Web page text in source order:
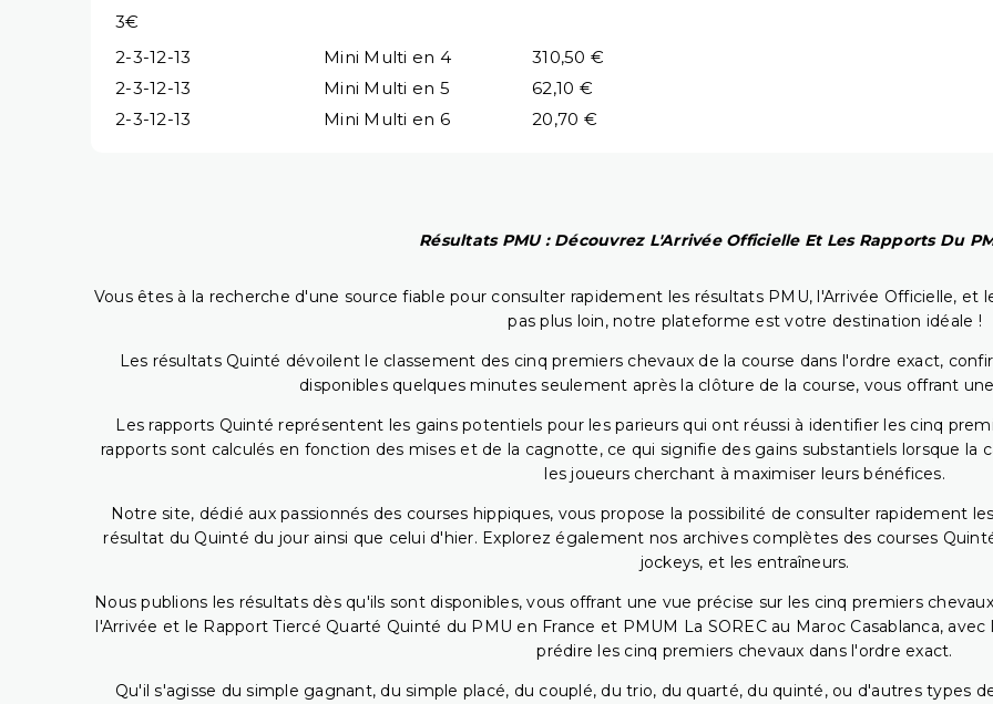
3€
2-3-12-13
Mini Multi en 4
310,50 €
2-3-12-13
Mini Multi en 5
62,10 €
2-3-12-13
Mini Multi en 6 20,70 €
Résultats PMU : Découvrez L'Arrivée Officielle Et Les Rapports Du
Vous êtes à la recherche d'une source fiable pour consulter rapidement les résultats PMU, l'Arrivée Officielle, et
pas plus loin, notre plateforme est votre destination idéale !
Les résultats Quinté dévoilent le classement des cinq premiers chevaux de la course dans l'ordre exact,
disponibles quelques minutes seulement après la clôture de la course, vous offrant
Les rapports Quinté représentent les gains potentiels pour les parieurs qui ont réussi à identifier les cinq
rapports sont calculés en fonction des mises et de la cagnotte, ce qui signifie des gains substantiels lorsque
les joueurs cherchant à maximiser leurs bénéfices.
Notre site, dédié aux passionnés des courses hippiques, vous propose la possibilité de consulter rapidement
résultat du Quinté du jour ainsi que celui d'hier. Explorez également nos archives complètes des courses
jockeys, et les entraîneurs.
Nous publions les résultats dès qu'ils sont disponibles, vous offrant une vue précise sur les cinq premiers
l'Arrivée et le Rapport Tiercé Quarté Quinté du PMU en France et PMUM La SOREC au Maroc Casablanca,
prédire les cinq premiers chevaux dans l'ordre exact.
Qu'il s'agisse du simple gagnant, du simple placé, du couplé, du trio, du quarté, du quinté, ou d'autres types